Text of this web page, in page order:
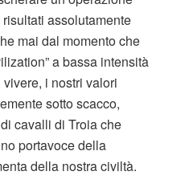
assolutamente
mai dal momento che
a bassa intensità
i nostri valori
sotto scacco,
cavalli di Troia che
portavoce della
della nostra civiltà.